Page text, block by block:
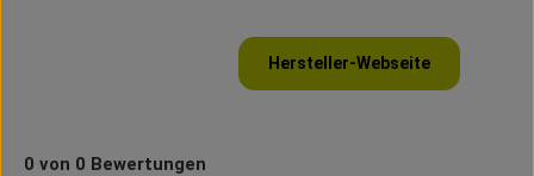
Hersteller-Webseite
0 von 0 Bewertungen